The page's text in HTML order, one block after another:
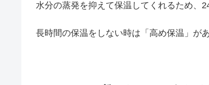
水分の蒸発を抑えて保温してくれるため、
長時間の保温をしない時は「高め保温」が